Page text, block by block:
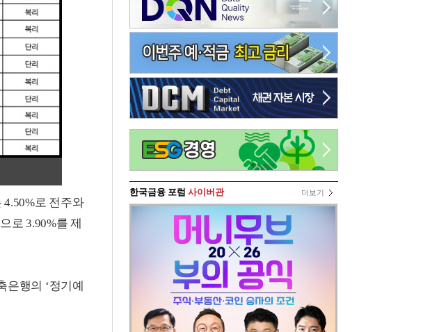
로 전주와
로 3.90%를 제
은행의 ‘정기예
한국금융 포럼 사이버관 더보기